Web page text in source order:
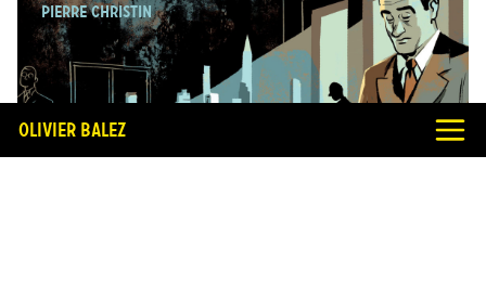
Olivier Balez
Pierre Christin